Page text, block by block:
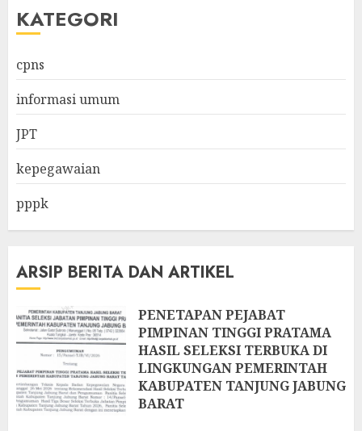
KATEGORI
cpns
informasi umum
JPT
kepegawaian
pppk
ARSIP BERITA DAN ARTIKEL
PENETAPAN PEJABAT
PIMPINAN TINGGI PRATAMA
HASIL SELEKSI TERBUKA DI
LINGKUNGAN PEMERINTAH
KABUPATEN TANJUNG JABUNG
BARAT